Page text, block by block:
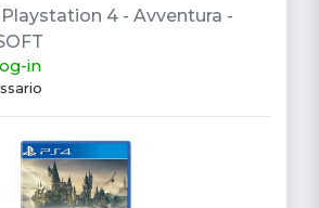
4 - Avventura -
in